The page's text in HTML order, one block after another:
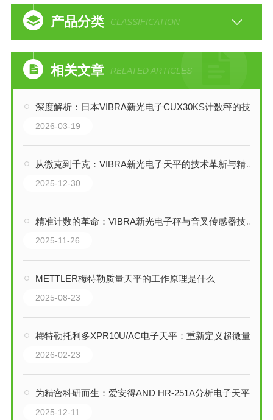
产品分类 CLASSIFICATION
相关文章 RELATED ARTICLES
深度解析：日本VIBRA新光电子CUX30KS计数秤的技术特性与应用
2026-03-19
从微克到千克：VIBRA新光电子天平的技术革新与精密世界构建
2025-12-30
精准计数的革命：VIBRA新光电子秤与音叉传感器技术解析
2025-11-26
METTLER梅特勒质量天平的工作原理是什么
2025-08-23
梅特勒托利多XPR10U/AC电子天平：重新定义超微量称量的精度
2026-02-23
为精密科研而生：爱安得AND HR-251A分析电子天平的双量程智慧
2025-12-11